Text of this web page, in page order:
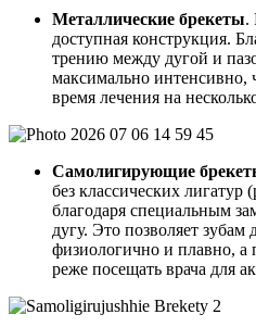
Металлические брекеты.
доступная конструкция.
трению между дугой и
максимально интенсивно,
время лечения на
Самолигирующие
без классических
благодаря специальным
дугу. Это позволяет зубам
физиологично и плавно, а
реже посещать врача для